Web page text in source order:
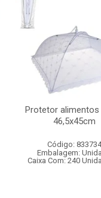
Protetor alimentos
46,5x45cm
Código: 833734
Embalagem:
Caixa Com: 240